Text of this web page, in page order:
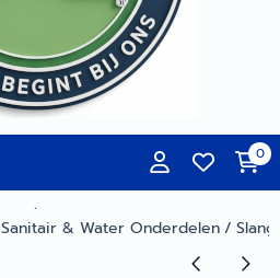
0
.
Sanitair & Water Onderdelen/